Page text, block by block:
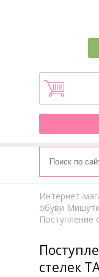
Интернет-
обуви
Поступление
стелек